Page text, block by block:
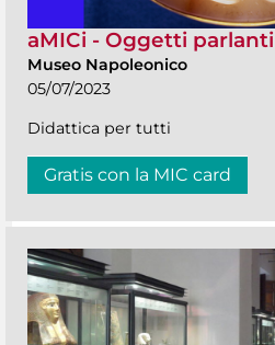
aMICi - Oggetti parlanti
Museo Napoleonico
05/07/2023
Didattica per tutti
Gratis con la MIC card